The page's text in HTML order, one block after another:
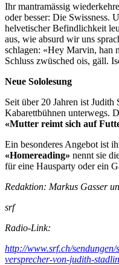
Ihr mantramässig
oder besser: Die Swissness.
helvetischer Befindlichkeit
aus, wie absurd wir uns
schlagen: «Hey Marvin, han
Schluss zwüsched ois, gäll.
Neue Sololesung
Seit über 20 Jahren ist Judith
Kabarettbühnen unterwegs.
«Mutter reimt sich auf
Ein besonderes Angebot ist
«Homereading» nennt sie
für eine Hausparty oder ein
Redaktion: Markus Gasser
srf
Radio-Link:
http://www.srf.ch/sendungen/
versprecher-von-judith-stadlin